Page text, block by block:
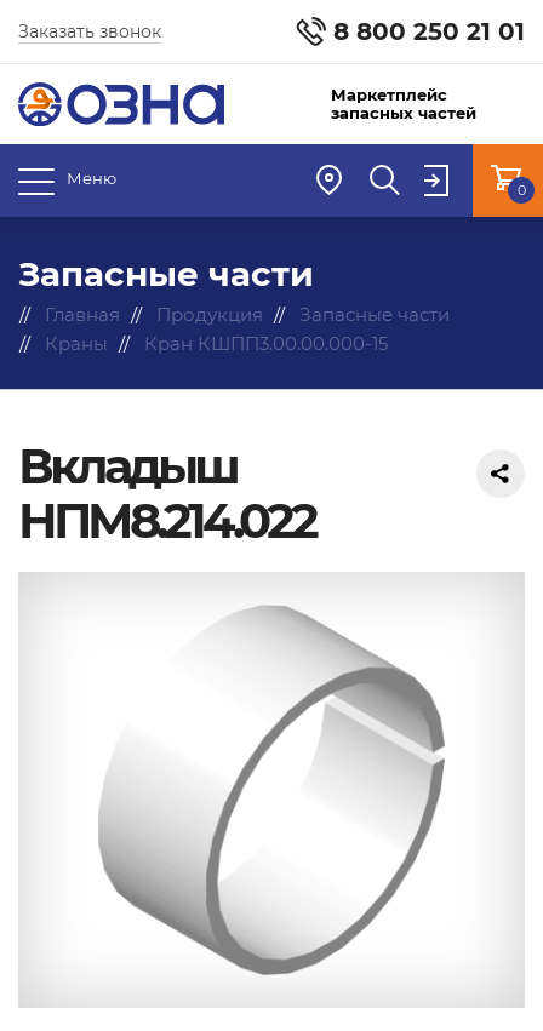
8 800 250 21 01
Заказать звонок
Маркетплейс
запасных частей
Меню
0
Запасные части
Главная Продукция
Запасные части
Краны
Кран КШПП3.00.00.000-15
Вкладыш
НПМ8.214.022